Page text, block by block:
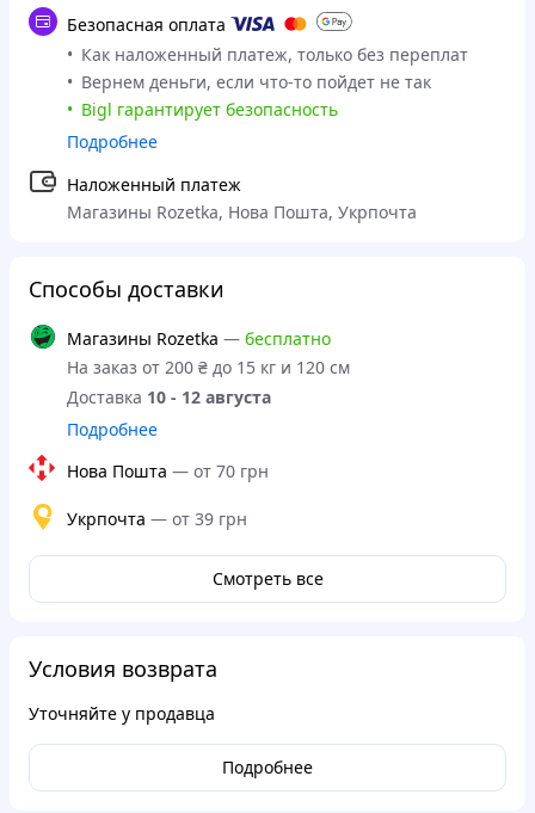
Безопасная оплата
Как наложенный платеж, только без переплат
Вернем деньги, если что-то пойдет не так
Bigl гарантирует безопасность
Подробнее
Наложенный платеж
Магазины Rozetka, Нова Пошта, Укрпочта
Способы доставки
Магазины Rozetka — бесплатно
На заказ от 200 ₴ до 15 кг и 120 см
Доставка 10 - 12 августа
Подробнее
Нова Пошта — от 70 грн
Укрпочта — от 39 грн
Смотреть все
Условия возврата
Уточняйте у продавца
Подробнее